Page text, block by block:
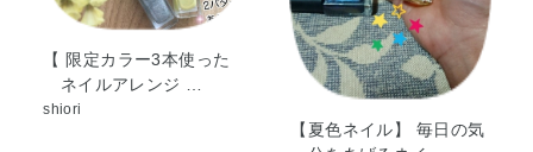
【 限定カラー3本使った
ネイルアレンジ …
shiori
【夏色ネイル】 毎日の気